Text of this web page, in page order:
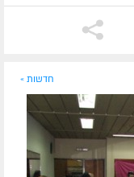
חדשות »